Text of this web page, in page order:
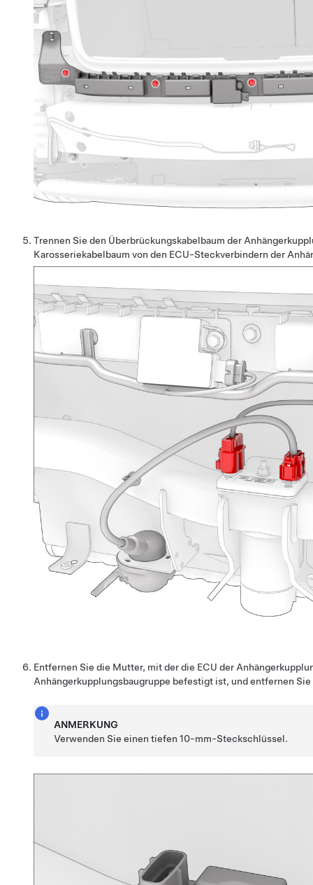
Trennen Sie den Überbrückungskabelbaum der
Karosseriekabelbaum von den ECU-Steckverbindern der
Entfernen Sie die Mutter, mit der die ECU der
Anhängerkupplungsbaugruppe befestigt ist, und entfernen
ANMERKUNG
Verwenden Sie einen tiefen 10-mm-Steckschlüssel.